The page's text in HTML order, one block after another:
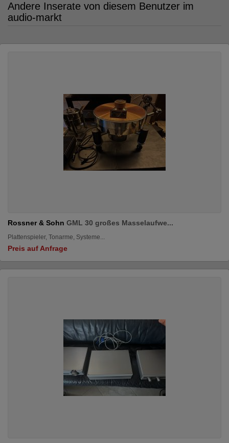
Andere Inserate von diesem Benutzer im
audio-markt
Rossner & Sohn GML 30 großes Masselaufwe...
Plattenspieler, Tonarme, Systeme...
Preis auf Anfrage